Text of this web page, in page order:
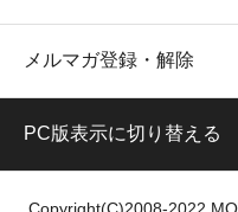
メルマガ登録・解除
PC版表示に切り替える